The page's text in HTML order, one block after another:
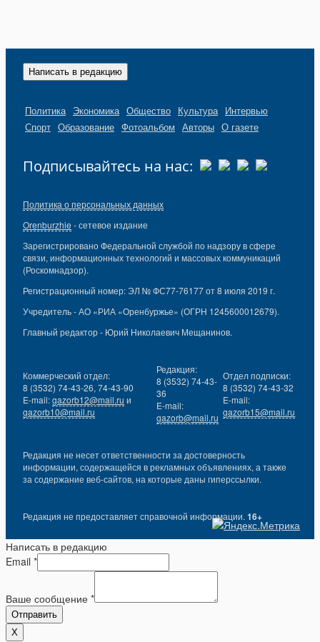
Написать в редакцию
Политика Экономика Общество Культура Интервью
Спорт Образование Фотоальбом Авторы О газете
Подписывайтесь на нас:
Политика о персональных данных
Orenburzhie - сетевое издание
Зарегистрировано Федеральной службой по надзору в сфере
связи, информационных технологий и массовых коммуникаций
(Роскомнадзор).
Регистрационный номер: ЭЛ № ФС77-76177 от 8 июля 2019 г.
Учредитель - АО «РИА «Оренбуржье» (ОГРН 1245600012679).
Главный редактор - Юрий Николаевич Мещанинов.
Коммерческий отдел:
8 (3532) 74-43-26, 74-43-90
E-mail:gazorb12@mail.ru и
gazorb10@mail.ru
Редакция:
8 (3532) 74-43-
36
E-mail:
gazorb@mail.ru
Отдел подписки:
8 (3532) 74-43-32
E-mail:
gazorb15@mail.ru
Редакция не несет ответственности за достоверность
информации, содержащейся в рекламных объявлениях, а также
за содержание веб-сайтов, на которые даны гиперссылки.
Редакция не предоставляет справочной информации. 16+
Написать в редакцию
Email *
Ваше сообщение *
Отправить
X